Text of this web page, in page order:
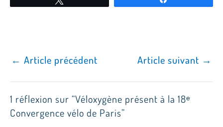
← Article précédent Article suivant →
1 réflexion sur “Véloxygène présent à la 18ᵉ
Convergence vélo de Paris”